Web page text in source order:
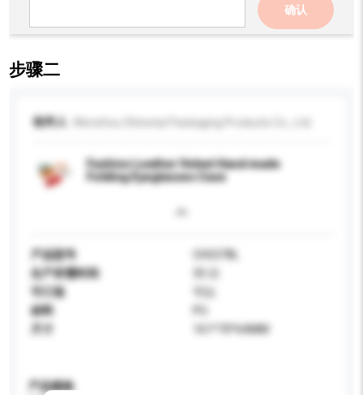
确认
步骤二
收件人
Fashion Leather Velvet Hand made
Folding Eyeglasses Case
产品型号
CH5378L
生产所需时间
可订造
可以
材料
161*70*64MM
产品规格